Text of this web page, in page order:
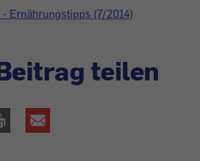
Ernährungstipps (7/2014)
teilen